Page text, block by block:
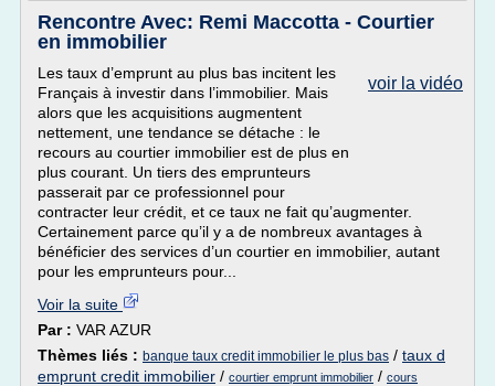
Rencontre Avec: Remi Maccotta - Courtier
en immobilier
voir la vidéo
Les taux d’emprunt au plus bas incitent les
Français à investir dans l’immobilier. Mais
alors que les acquisitions augmentent
nettement, une tendance se détache : le
recours au courtier immobilier est de plus en
plus courant. Un tiers des emprunteurs
passerait par ce professionnel pour
contracter leur crédit, et ce taux ne fait qu’augmenter.
Certainement parce qu’il y a de nombreux avantages à
bénéficier des services d’un courtier en immobilier, autant
pour les emprunteurs pour...
Voir la suite
Par : VAR AZUR
Thèmes liés : banque taux credit immobilier le plus bas / taux d
emprunt credit immobilier / courtier emprunt immobilier / cours